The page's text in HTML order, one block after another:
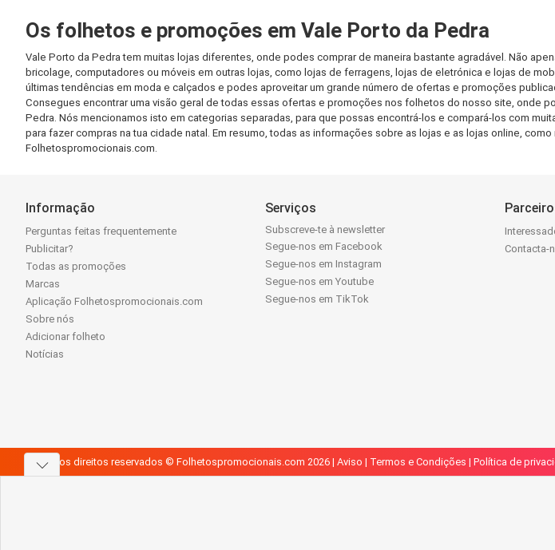
Os folhetos e promoções em Vale Porto da Pedra
Vale Porto da Pedra tem muitas lojas diferentes, onde podes comprar de maneira bastante agradável. Não
bricolage, computadores ou móveis em outras lojas, como lojas de ferragens, lojas de eletrónica e lojas de
últimas tendências em moda e calçados e podes aproveitar um grande número de ofertas e promoções
Consegues encontrar uma visão geral de todas essas ofertas e promoções nos folhetos do nosso site, onde
Pedra. Nós mencionamos isto em categorias separadas, para que possas encontrá-los e compará-los com
para fazer compras na tua cidade natal. Em resumo, todas as informações sobre as lojas e as lojas online,
Folhetospromocionais.com.
Informação
Perguntas feitas frequentemente
Publicitar?
Todas as promoções
Marcas
Aplicação Folhetospromocionais.com
Sobre nós
Adicionar folheto
Notícias
Serviços
Subscreve-te à newsletter
Segue-nos em Facebook
Segue-nos em Instagram
Segue-nos em Youtube
Segue-nos em TikTok
Contacta-
Todos os direitos reservados © Folhetospromocionais.com 2026 | Aviso | Termos e Condições | Política de